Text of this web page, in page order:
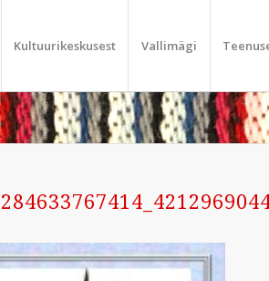
Kultuurikeskusest Vallimägi